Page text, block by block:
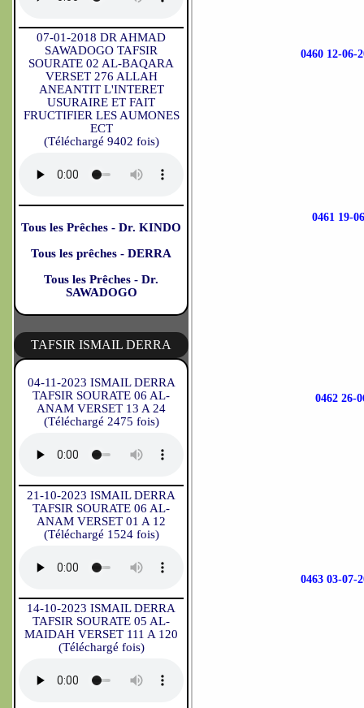
07-01-2018 DR AHMAD
SAWADOGO TAFSIR
SOURATE 02 AL-BAQARA
VERSET 276 ALLAH
ANEANTIT L'INTERET
USURAIRE ET FAIT
FRUCTIFIER LES AUMONES
ECT
(Téléchargé 9402 fois)
Tous les Prêches - Dr. KINDO
Tous les prêches - DERRA
Tous les Prêches - Dr.
SAWADOGO
TAFSIR ISMAIL DERRA
04-11-2023 ISMAIL DERRA
TAFSIR SOURATE 06 AL-
ANAM VERSET 13 A 24
(Téléchargé 2475 fois)
21-10-2023 ISMAIL DERRA
TAFSIR SOURATE 06 AL-
ANAM VERSET 01 A 12
(Téléchargé 1524 fois)
14-10-2023 ISMAIL DERRA
TAFSIR SOURATE 05 AL-
MAIDAH VERSET 111 A 120
(Téléchargé fois)
0460 12-
0461 19-
0462 26-
0463 03-